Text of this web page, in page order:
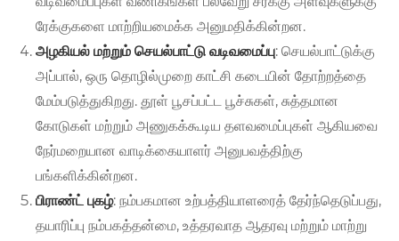
ரேக்குகளை மாற்றியமைக்க அனுமதிக்கின்றன.
அழகியல் மற்றும் செயல்பாட்டு வடிவமைப்பு: செயல்பாட்டுக்கு
அப்பால், ஒரு தொழில்முறை காட்சி கடையின் தோற்றத்தை
மேம்படுத்துகிறது. தூள் பூசப்பட்ட பூச்சுகள், சுத்தமான
கோடுகள் மற்றும் அணுகக்கூடிய தளவமைப்புகள் ஆகியவை
நேர்மறையான வாடிக்கையாளர் அனுபவத்திற்கு
பங்களிக்கின்றன.
பிராண்ட் புகழ்: நம்பகமான உற்பத்தியாளரைத் தேர்ந்தெடுப்பது,
தயாரிப்பு நம்பகத்தன்மை, உத்தரவாத ஆதரவு மற்றும் மாற்று